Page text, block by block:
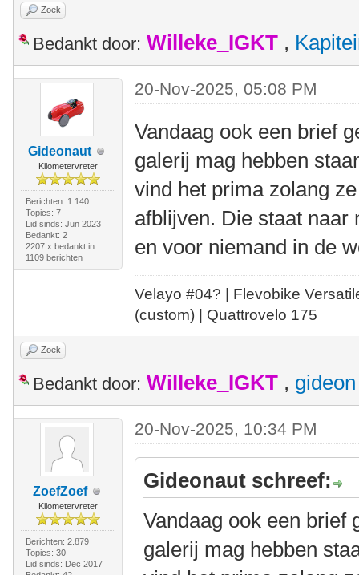
Zoek
Bedankt door: Willeke_IGKT ,
Gideonaut
Kilometervreter
Berichten: 1.140
Topics: 7
Lid sinds: Jun 2023
Bedankt: 2
2207 x bedankt in
1109 berichten
20-Nov-2025, 05:08 PM
Vandaag ook een brief
galerij mag hebben
vind het prima zolang
afblijven. Die staat naar
en voor niemand in de
Velayo #04? | Flevobike
(custom) | Quattrovelo 175
Zoek
Bedankt door: Willeke_IGKT , gideon
ZoefZoef
Kilometervreter
Berichten: 2.879
Topics: 30
Lid sinds: Dec 2017
20-Nov-2025, 10:34 PM
Gideonaut schreef:
Vandaag ook een brief
galerij mag hebben